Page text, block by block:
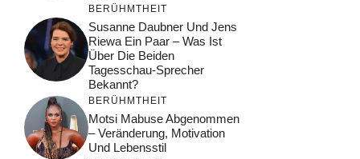
BERÜHMTHEIT
Susanne Daubner Und Jens
Riewa Ein Paar – Was Ist
Über Die Beiden
Tagesschau-Sprecher
Bekannt?
BERÜHMTHEIT
Motsi Mabuse Abgenommen
– Veränderung, Motivation
Und Lebensstil